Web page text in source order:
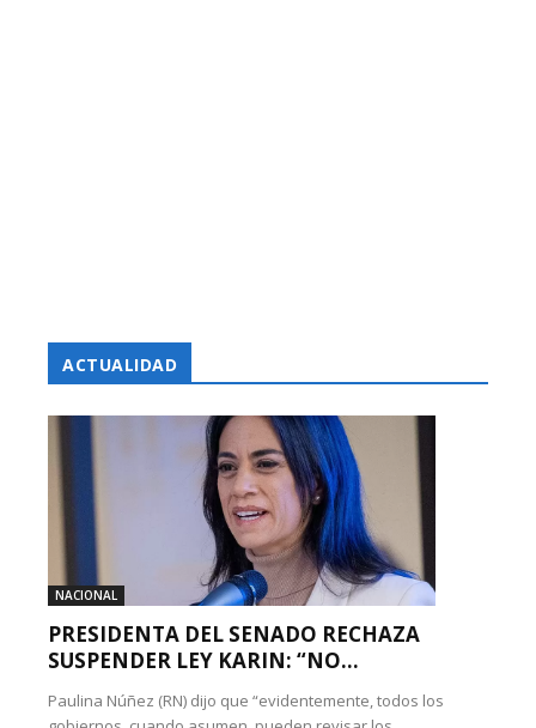
ACTUALIDAD
NACIONAL
PRESIDENTA DEL SENADO RECHAZA
SUSPENDER LEY KARIN: “NO...
Paulina Núñez (RN) dijo que “evidentemente, todos los